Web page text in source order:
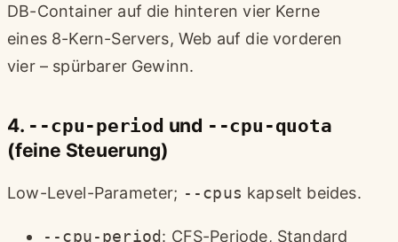
DB-Container auf die hinteren vier Kerne
eines 8-Kern-Servers, Web auf die vorderen
vier – spürbarer Gewinn.
4. --cpu-period und --cpu-quota
(feine Steuerung)
Low-Level-Parameter; --cpus kapselt beides.
--cpu-period: CFS-Periode, Standard